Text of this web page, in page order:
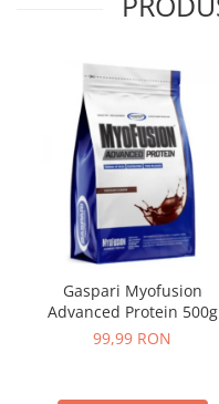
Gaspari Myofusion
Advanced Protein 500g
99,99 RON